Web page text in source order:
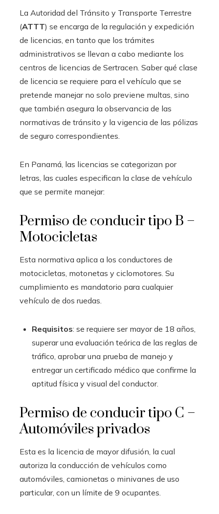
La Autoridad del Tránsito y Transporte Terrestre
(ATTT) se encarga de la regulación y expedición
de licencias, en tanto que los trámites
administrativos se llevan a cabo mediante los
centros de licencias de Sertracen. Saber qué clase
de licencia se requiere para el vehículo que se
pretende manejar no solo previene multas, sino
que también asegura la observancia de las
normativas de tránsito y la vigencia de las pólizas
de seguro correspondientes.
En Panamá, las licencias se categorizan por
letras, las cuales especifican la clase de vehículo
que se permite manejar:
Permiso de conducir tipo B –
Motocicletas
Esta normativa aplica a los conductores de
motocicletas, motonetas y ciclomotores. Su
cumplimiento es mandatorio para cualquier
vehículo de dos ruedas.
Requisitos: se requiere ser mayor de 18 años,
superar una evaluación teórica de las reglas de
tráfico, aprobar una prueba de manejo y
entregar un certificado médico que confirme la
aptitud física y visual del conductor.
Permiso de conducir tipo C –
Automóviles privados
Esta es la licencia de mayor difusión, la cual
autoriza la conducción de vehículos como
automóviles, camionetas o minivanes de uso
particular, con un límite de 9 ocupantes.